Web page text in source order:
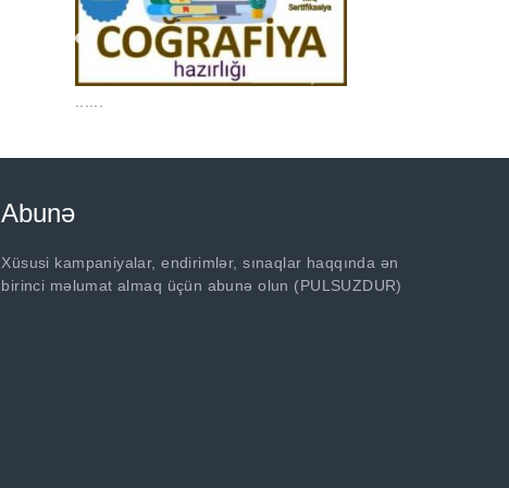
Abunə
Xüsusi kampaniyalar, endirimlər, sınaqlar haqqında ən
birinci məlumat almaq üçün abunə olun (PULSUZDUR)